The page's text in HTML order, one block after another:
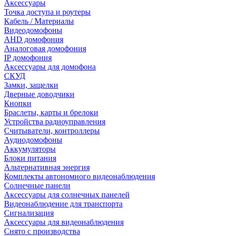
Аксессуары
Точка доступа и роутеры
Кабель / Материалы
Видеодомофоны
AHD домофония
Аналоговая домофония
IP домофония
Аксессуары для домофона
СКУД
Замки, защелки
Дверные доводчики
Кнопки
Браслеты, карты и брелоки
Устройства радиоуправления
Считыватели, контроллеры
Аудиодомофоны
Аккумуляторы
Блоки питания
Альтернативная энергия
Комплекты автономного видеонаблюдения
Солнечные панели
Аксессуары для солнечных панелей
Видеонаблюдение для транспорта
Сигнализация
Аксессуары для видеонаблюдения
Снято с производства